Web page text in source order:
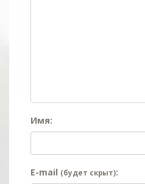
Имя:
E-mail (будет скрыт):